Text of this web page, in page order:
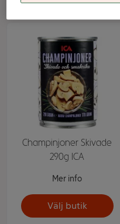
Champinjoner Skivade
290g ICA
Mer info
Välj butik